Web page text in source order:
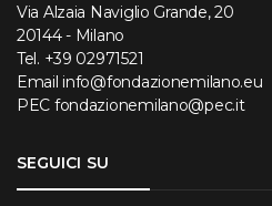
Via Alzaia Naviglio Grande, 20
20144 - Milano
Tel. +39 02971521
Email info@fondazionemilano.eu
PEC fondazionemilano@pec.it
SEGUICI SU